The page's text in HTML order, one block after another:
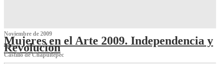
Noviembre de 2009
Mujeres en el Arte 2009. Independencia y
Revolución
Castillo de Chapultepec